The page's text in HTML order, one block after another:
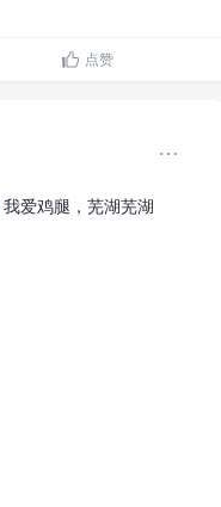
点赞
我爱鸡腿，芜湖芜湖